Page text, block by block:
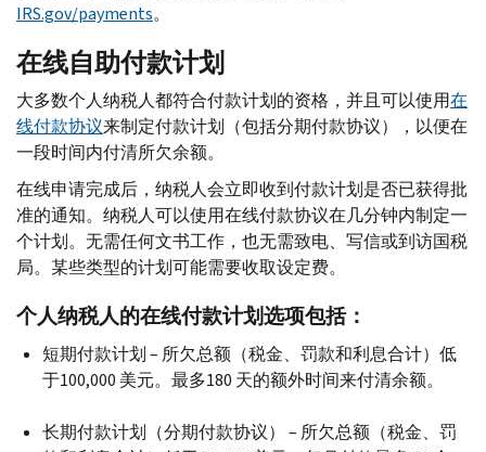
IRS.gov/payments。
在线自助付款计划
大多数个人纳税人都符合付款计划的资格，并且可以使用在
线付款协议来制定付款计划（包括分期付款协议），以便在
一段时间内付清所欠余额。
在线申请完成后，纳税人会立即收到付款计划是否已获得批
准的通知。纳税人可以使用在线付款协议在几分钟内制定一
个计划。无需任何文书工作，也无需致电、写信或到访国税
局。某些类型的计划可能需要收取设定费。
个人纳税人的在线付款计划选项包括：
短期付款计划 – 所欠总额（税金、罚款和利息合计）低
于100,000 美元。最多180 天的额外时间来付清余额。
长期付款计划（分期付款协议） – 所欠总额（税金、罚